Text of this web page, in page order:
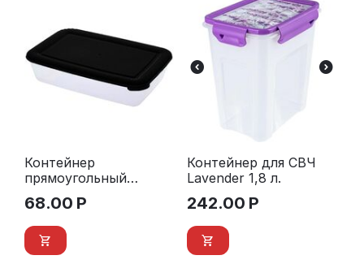
Контейнер
прямоугольный
«Лайт» 0,45 л. BLACK
черная крышка
68.00 Р
Контейнер для СВЧ
Lavender 1,8 л.
242.00 Р